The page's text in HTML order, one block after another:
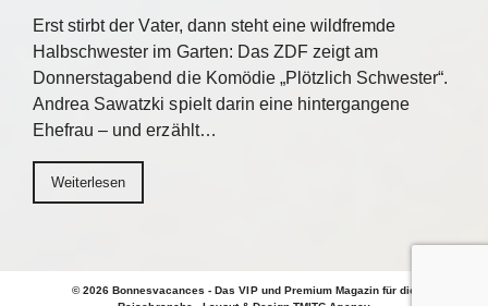
Erst stirbt der Vater, dann steht eine wildfremde
Halbschwester im Garten: Das ZDF zeigt am
Donnerstagabend die Komödie „Plötzlich Schwester“.
Andrea Sawatzki spielt darin eine hintergangene
Ehefrau – und erzählt…
Weiterlesen
© 2026 Bonnesvacances - Das VIP und Premium Magazin für die